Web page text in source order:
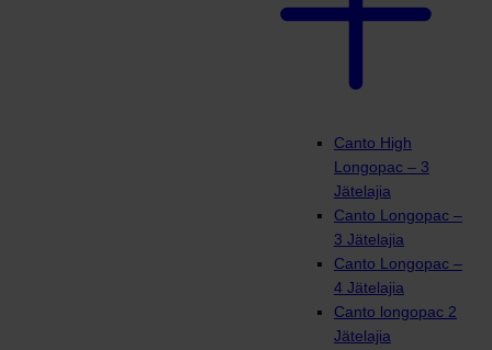
Canto High
Longopac – 3
Jätelajia
Canto Longopac –
3 Jätelajia
Canto Longopac –
4 Jätelajia
Canto longopac 2
Jätelajia